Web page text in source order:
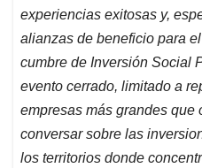
experiencias exitosas y,
alianzas de beneficio para
cumbre de Inversión Social
evento cerrado, limitado a
empresas más grandes que
conversar sobre las
los territorios donde